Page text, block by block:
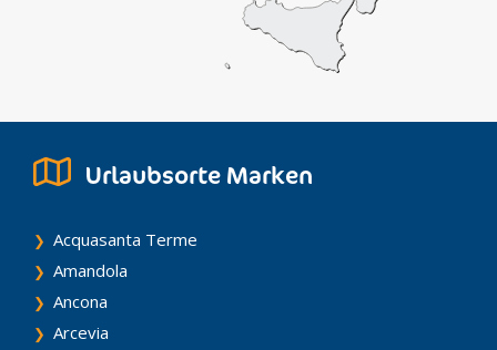
Urlaubsorte Marken
Acquasanta Terme
Amandola
Ancona
Arcevia